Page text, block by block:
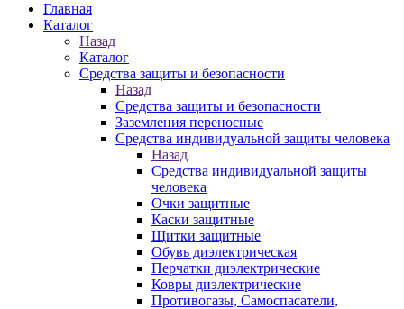
Главная
Каталог
Назад
Каталог
Средства защиты и безопасности
Назад
Средства защиты и безопасности
Заземления переносные
Средства индивидуальной защиты человека
Назад
Средства индивидуальной защиты
человека
Очки защитные
Каски защитные
Щитки защитные
Обувь диэлектрическая
Перчатки диэлектрические
Ковры диэлектрические
Противогазы, Самоспасатели,